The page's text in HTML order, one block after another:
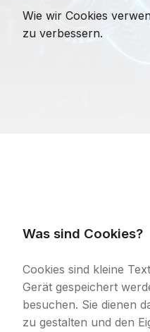
Wie wir Cookies
zu verbessern.
Was sind Cookies?
Cookies sind kleine
Gerät gespeichert
besuchen. Sie dienen
zu gestalten und den